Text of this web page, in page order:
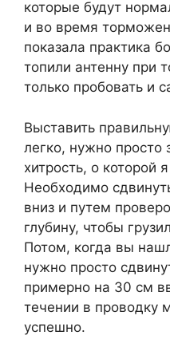
которые будут
и во время
показала практика
топили антенну при
только пробовать и
Выставить
легко, нужно просто
хитрость, о которой
Необходимо
вниз и путем
глубину, чтобы
Потом, когда вы
нужно просто
примерно на 30 см
течении в проводку
успешно.